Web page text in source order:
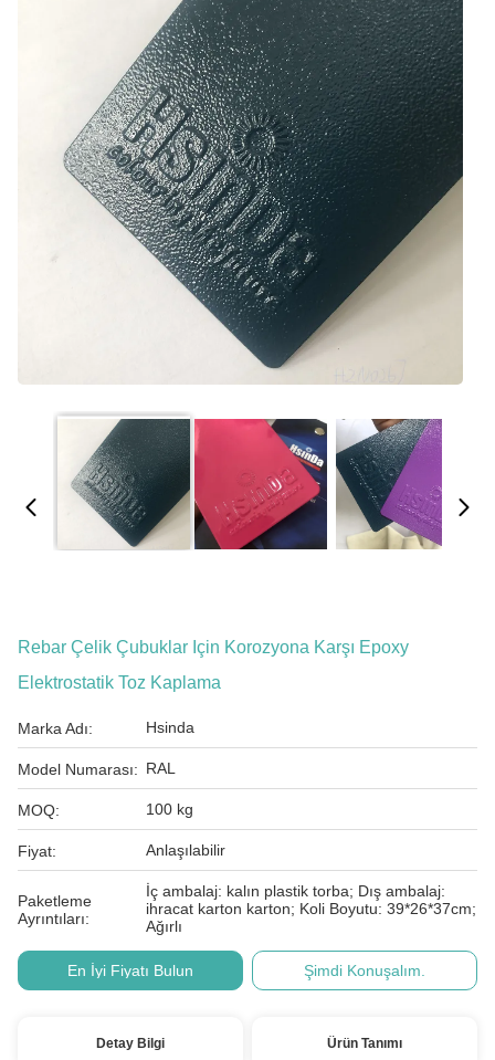
Rebar Çelik Çubuklar Için Korozyona Karşı Epoxy
Elektrostatik Toz Kaplama
Marka Adı: Hsinda
Model Numarası: RAL
MOQ: 100 kg
Fiyat: Anlaşılabilir
Paketleme
Ayrıntıları:
İç ambalaj: kalın plastik torba; Dış ambalaj:
ihracat karton karton; Koli Boyutu: 39*26*37cm;
Ağırlı
En İyi Fiyatı Bulun Şimdi Konuşalım.
Detay Bilgi Ürün Tanımı